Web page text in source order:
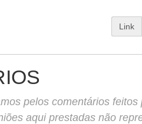
Link
pelos comentários feitos
aqui prestadas não